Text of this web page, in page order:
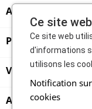
A PROPOS
PRODUITS
VENDEURS
ACHETEURS
Ce site
Ce site web
d'informations
utilisons les
Notification
cookies